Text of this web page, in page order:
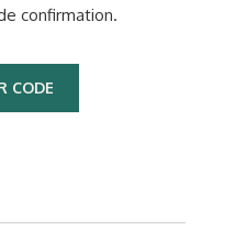
confirmation.
CODE